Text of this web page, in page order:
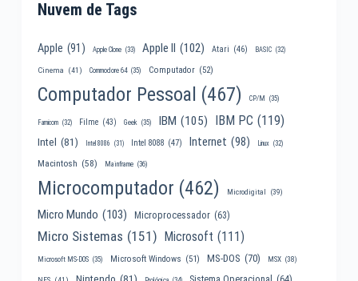
Nuvem de Tags
Apple (91) Apple Clone (33) Apple II (102) Atari (46) BASIC (32)
Cinema (41) Commodore 64 (35) Computador (52)
Computador Pessoal (467) CP/M (35)
Famicom (32) Filme (43) Geek (35) IBM (105) IBM PC (119)
Intel (81) Intel 8086 (31) Intel 8088 (47) Internet (98) Linux (32)
Macintosh (58) Mainframe (36)
Microcomputador (462) Microdigital (39)
Micro Mundo (103) Microprocessador (63)
Micro Sistemas (151) Microsoft (111)
Microsoft MS-DOS (35) Microsoft Windows (51) MS-DOS (70) MSX (38)
Nintendo (81)